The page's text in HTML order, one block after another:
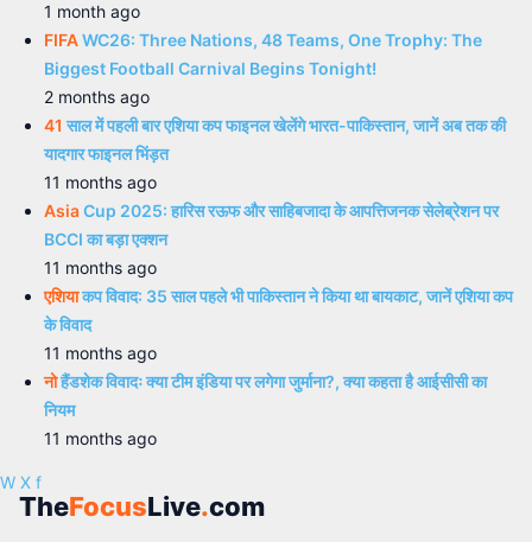
1 month ago
FIFAWC26: Three Nations, 48 Teams, One Trophy: The
Biggest Football Carnival Begins Tonight!
2 months ago
41 साल में पहली बार एशिया कप फाइनल खेलेंगे भारत-पाकिस्तान, जानें अब तक की
यादगार फाइनल भिंड़त
11 months ago
AsiaCup 2025: हारिस रऊफ और साहिबजादा के आपत्तिजनक सेलेब्रेशन पर
BCCI का बड़ा एक्शन
11 months ago
एशियाकप विवाद: 35 साल पहले भी पाकिस्तान ने किया था बायकाट, जानें एशिया कप
के विवाद
11 months ago
नोहैंडशेक विवादः क्या टीम इंडिया पर लगेगा जुर्माना?, क्या कहता है आईसीसी का
नियम
11 months ago
W X f
TheFocusLive.com